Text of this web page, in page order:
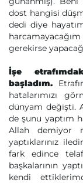
dost hangisi
dedi diye
gerekirse
İşe
başladım.
hatalarımızı
dünyam değişti.
de şunu yaptım
Allah demiyor
yaptıklarınız
fark edince
başkalarının
kendi